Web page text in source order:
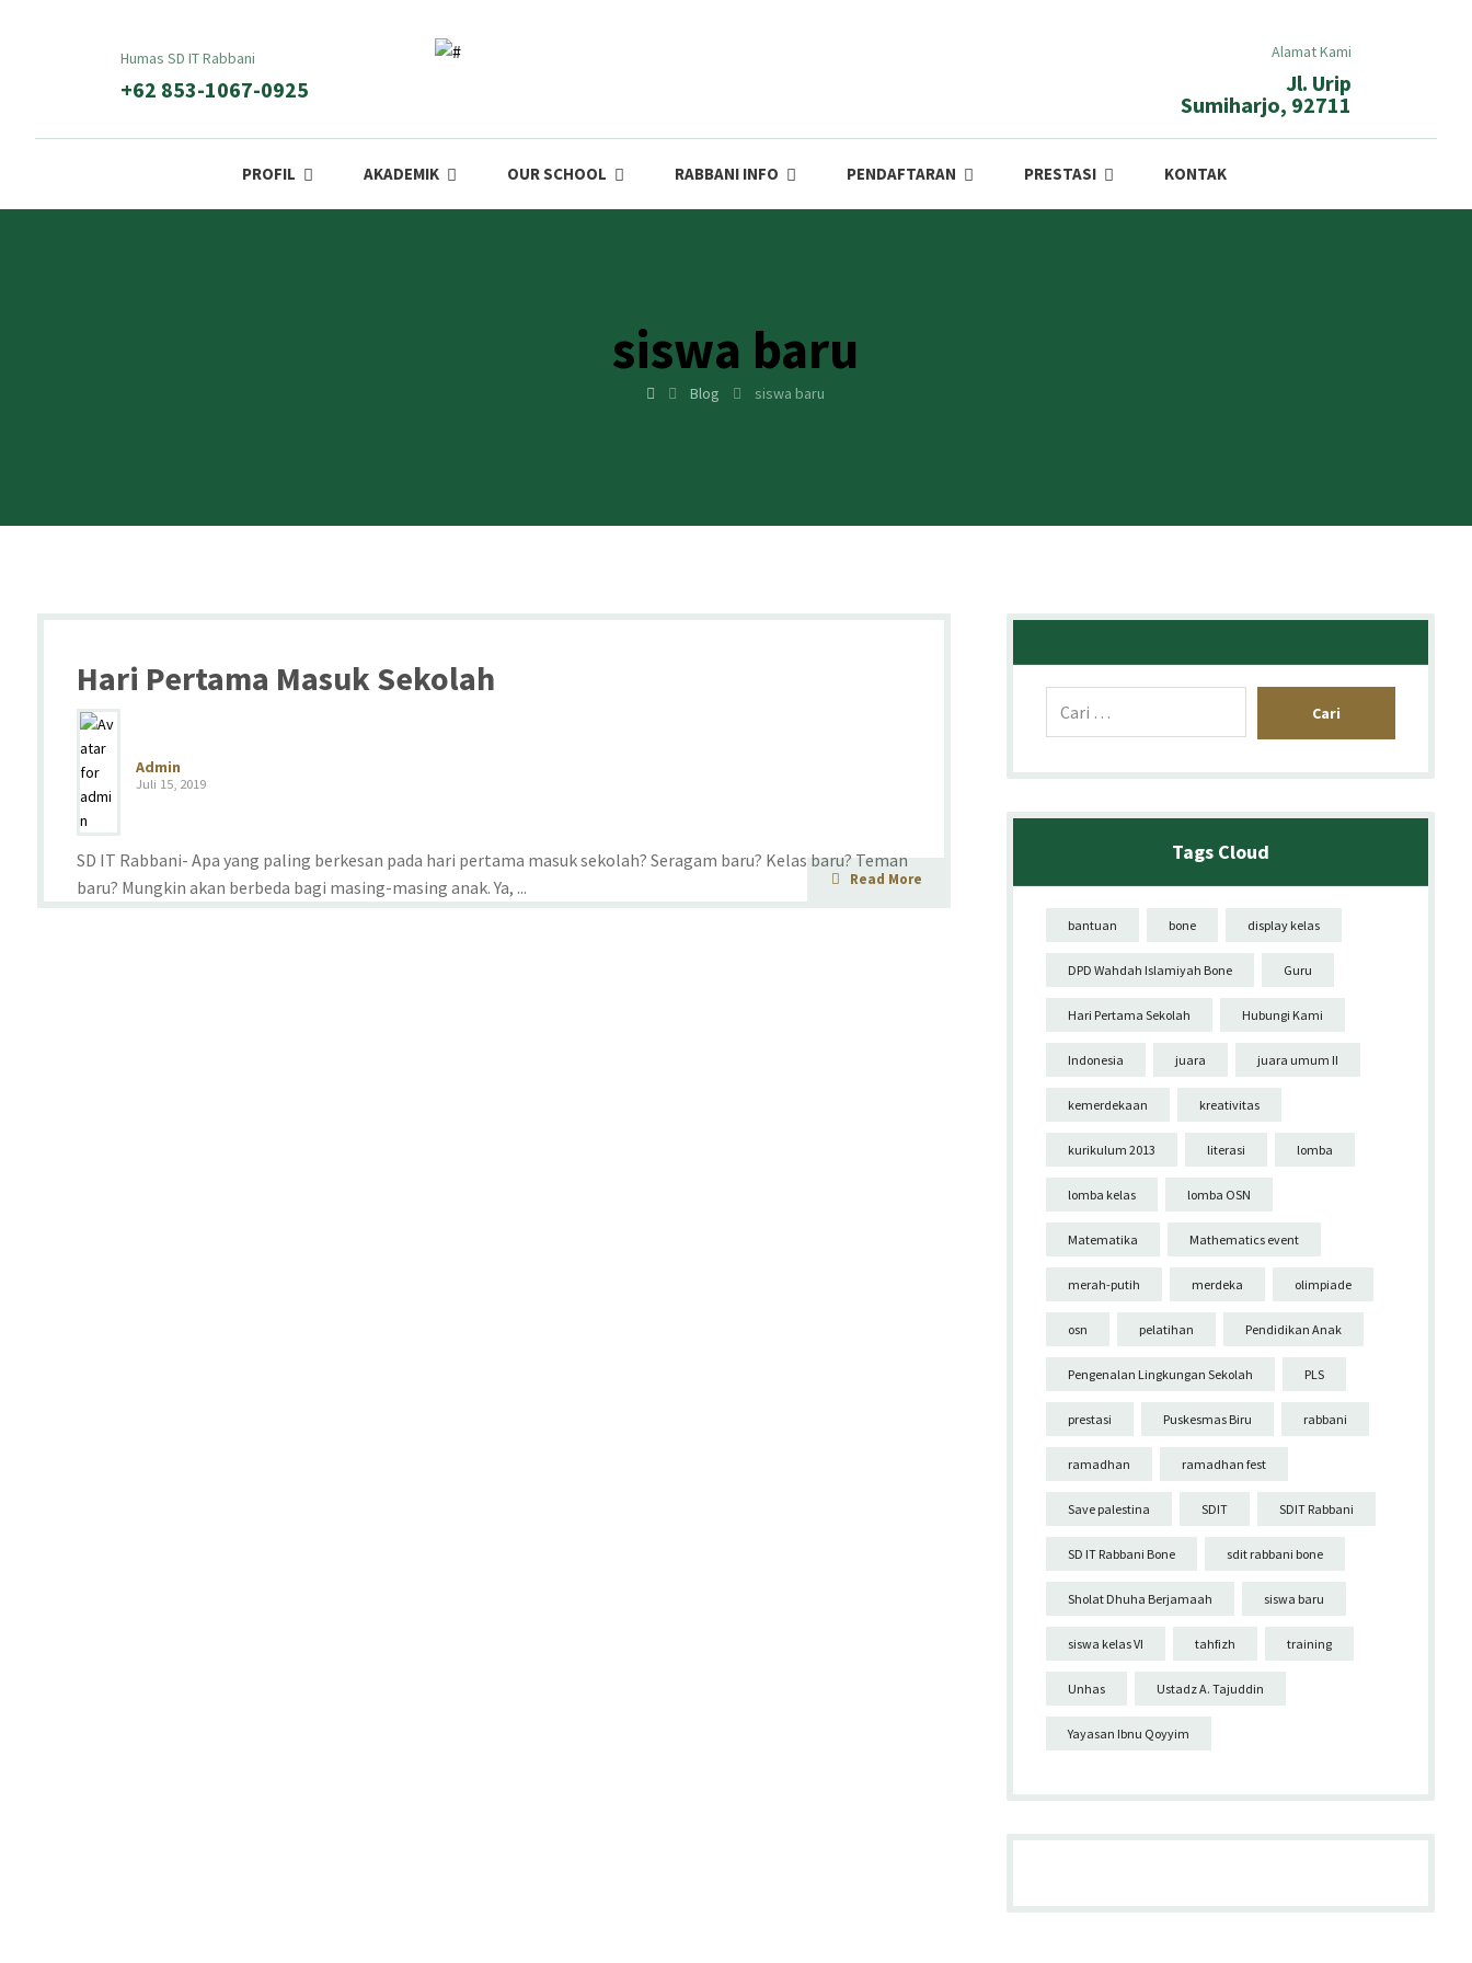
Humas SD IT Rabbani
+62 853-1067-0925
Alamat Kami
Jl. Urip
Sumiharjo, 92711
PROFIL AKADEMIK OUR SCHOOL RABBANI INFO PENDAFTARAN PRESTASI KONTAK
siswa baru
Blog siswa baru
Hari Pertama Masuk Sekolah
Admin
Juli 15, 2019
SD IT Rabbani- Apa yang paling berkesan pada hari pertama masuk sekolah? Seragam baru? Kelas baru? Teman
baru? Mungkin akan berbeda bagi masing-masing anak. Ya, ...
Read More
Cari
Tags Cloud
bantuan bone display kelas
DPD Wahdah Islamiyah Bone Guru
Hari Pertama Sekolah Hubungi Kami
Indonesia juara juara umum II
kemerdekaan kreativitas
kurikulum 2013 literasi lomba
lomba kelas lomba OSN
Matematika Mathematics event
merah-putih merdeka olimpiade
osn pelatihan Pendidikan Anak
Pengenalan Lingkungan Sekolah PLS
prestasi Puskesmas Biru rabbani
ramadhan ramadhan fest
Save palestina SDIT SDIT Rabbani
SD IT Rabbani Bone sdit rabbani bone
Sholat Dhuha Berjamaah siswa baru
siswa kelas VI tahfizh training
Unhas Ustadz A. Tajuddin
Yayasan Ibnu Qoyyim